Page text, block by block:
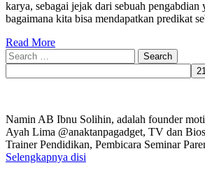
karya, sebagai jejak dari sebuah
bagaimana kita bisa mendapatkan predikat
Read More
Search
for:
Namin AB Ibnu Solihin, adalah founder
Ayah Lima @anaktanpagadget, TV dan
Trainer Pendidikan, Pembicara Seminar
Selengkapnya disi